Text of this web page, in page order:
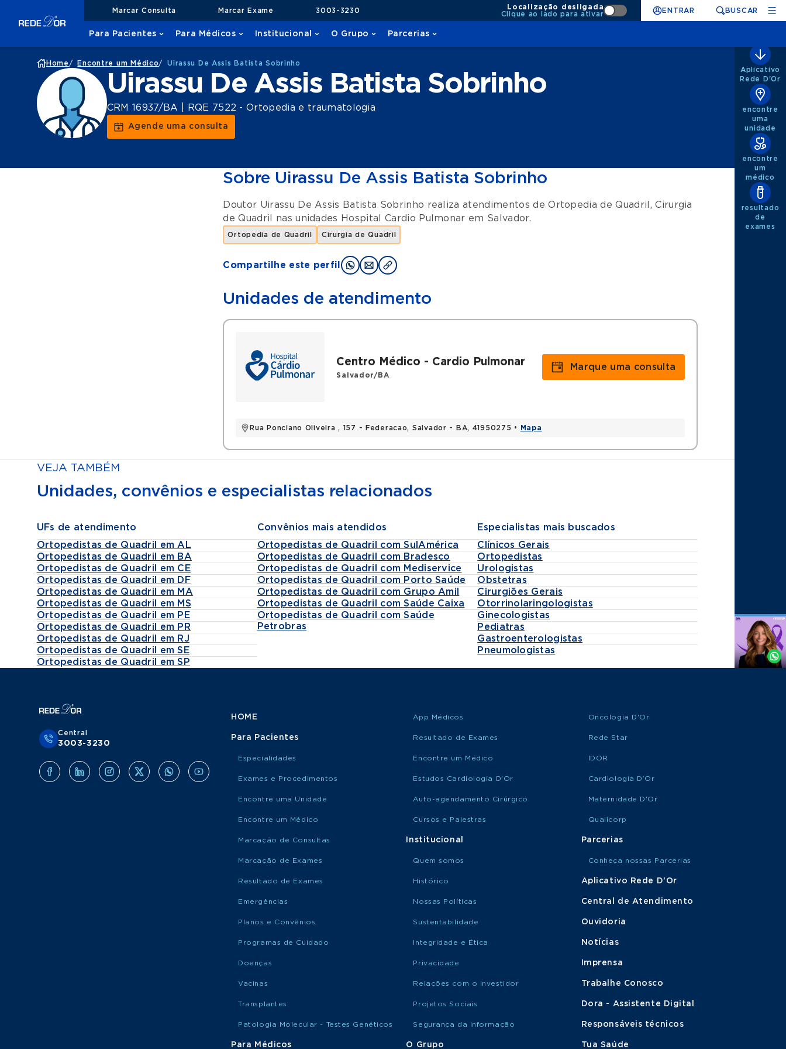
Marcar Consulta Marcar Exame 3003-3230
Localização desligada
Clique ao lado para ativar
ENTRAR BUSCAR
Para Pacientes Para Médicos Institucional O Grupo Parcerias
Home / Encontre um Médico/ Uirassu De Assis Batista Sobrinho
Uirassu De Assis Batista Sobrinho
CRM 16937/BA | RQE 7522 - Ortopedia e traumatologia
Agende uma consulta
Sobre Uirassu De Assis Batista Sobrinho
Doutor Uirassu De Assis Batista Sobrinho realiza atendimentos deOrtopedia de Quadril ,Cirurgia
de Quadril
nas unidades Hospital Cardio Pulmonar em Salvador.
Ortopedia de Quadril Cirurgia de Quadril
Compartilhe este perfil
Unidades de atendimento
Centro Médico - Cardio Pulmonar
Salvador/BA
Rua Ponciano Oliveira , 157 - Federacao, Salvador - BA, 41950275 • Mapa
Marque uma consulta
VEJA TAMBÉM
Unidades, convênios e especialistas relacionados
UFs de atendimento
Ortopedistas de Quadril em AL
Ortopedistas de Quadril em BA
Ortopedistas de Quadril em CE
Ortopedistas de Quadril em DF
Ortopedistas de Quadril em MA
Ortopedistas de Quadril em MS
Ortopedistas de Quadril em PE
Ortopedistas de Quadril em PR
Ortopedistas de Quadril em RJ
Ortopedistas de Quadril em SE
Ortopedistas de Quadril em SP
Convênios mais atendidos
Ortopedistas de Quadril com SulAmérica
Ortopedistas de Quadril com Bradesco
Ortopedistas de Quadril com Mediservice
Ortopedistas de Quadril com Porto Saúde
Ortopedistas de Quadril com Grupo Amil
Ortopedistas de Quadril com Saúde Caixa
Ortopedistas de Quadril com Saúde
Petrobras
Especialistas mais buscados
Clínicos Gerais
Ortopedistas
Urologistas
Obstetras
Cirurgiões Gerais
Otorrinolaringologistas
Ginecologistas
Pediatras
Gastroenterologistas
Pneumologistas
Aplicativo
Rede D'Or
encontre
uma
unidade
encontre
um
médico
resultado
de
exames
Agende
Whatsapp
Central
3003-3230
HOME
Para Pacientes
Especialidades
Exames e Procedimentos
Encontre uma Unidade
Encontre um Médico
Marcação de Consultas
Marcação de Exames
Resultado de Exames
Emergências
Planos e Convênios
Programas de Cuidado
Doenças
Vacinas
Transplantes
Patologia Molecular - Testes Genéticos
Para Médicos
App Médicos
Resultado de Exames
Encontre um Médico
Estudos Cardiologia D'Or
Auto-agendamento Cirúrgico
Cursos e Palestras
Institucional
Quem somos
Histórico
Nossas Políticas
Sustentabilidade
Integridade e Ética
Privacidade
Relações com o Investidor
Projetos Sociais
Segurança da Informação
O Grupo
Oncologia D'Or
Rede Star
IDOR
Cardiologia D’Or
Maternidade D'Or
Qualicorp
Parcerias
Conheça nossas Parcerias
Aplicativo Rede D'Or
Central de Atendimento
Ouvidoria
Notícias
Imprensa
Trabalhe Conosco
Dora - Assistente Digital
Responsáveis técnicos
Tua Saúde